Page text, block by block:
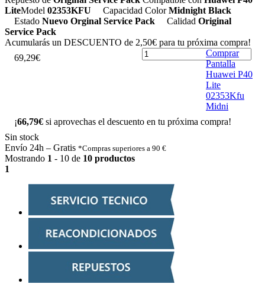
LiteModel 02353KFU Capacidad Color Midnight Black
Estado Nuevo Orginal Service Pack Calidad Original
Service Pack
Acumularás un DESCUENTO de 2,50€ para tu próxima compra!
69,29€
Comprar
Pantalla
Huawei P40
Lite
02353Kfu
Midni
¡66,79€ si aprovechas el descuento en tu próxima compra!
Sin stock
Envío 24h – Gratis *Compras superiores a 90 €
Mostrando 1 - 10 de 10 productos
1